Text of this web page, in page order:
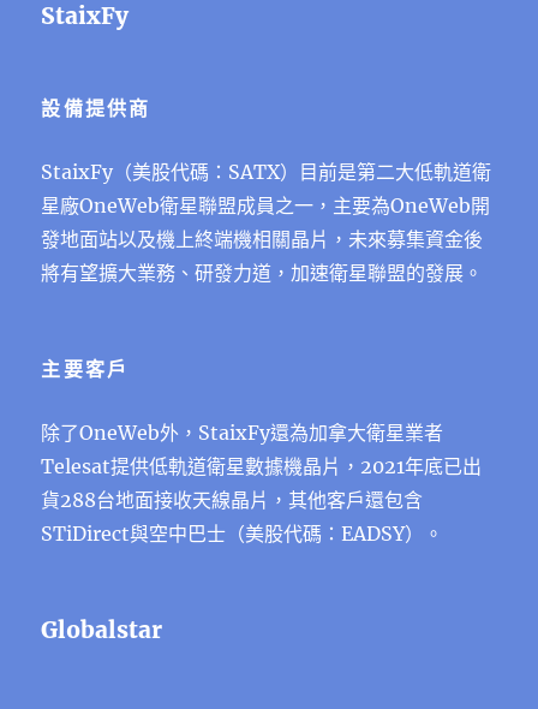
StaixFy
設備提供商
StaixFy（美股代碼：SATX）⽬前是第⼆⼤低軌道衛
星廠OneWeb衛星聯盟成員之⼀，主要為OneWeb開
發地⾯站以及機上終端機相關晶片，未來募集資⾦後
將有望擴⼤業務、研發⼒道，加速衛星聯盟的發展。
主要客戶
除了OneWeb外，StaixFy還為加拿⼤衛星業者
Telesat提供低軌道衛星數據機晶片，2021年底已出
貨288台地⾯接收天線晶片，其他客⼾還包含
STiDirect與空中巴⼠（美股代碼：EADSY）。
Globalstar